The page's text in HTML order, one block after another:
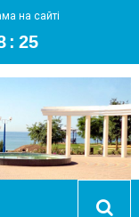
на сайті
: 25
Южный